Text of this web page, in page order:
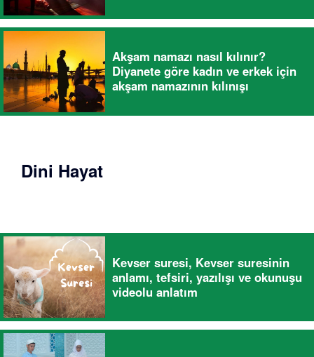
Akşam namazı nasıl kılınır?
Diyanete göre kadın ve erkek için
akşam namazının kılınışı
Dini Hayat
Kevser suresi, Kevser suresinin
anlamı, tefsiri, yazılışı ve okunuşu
videolu anlatım